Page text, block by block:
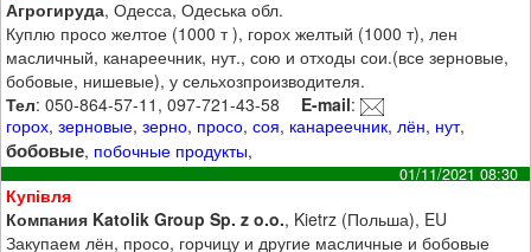
Агрогируда, Одесса, Одеська обл.
Куплю просо желтое (1000 т ), горох желтый (1000 т), лен
масличный, канареечник, нут., сою и отходы сои.(все зерновые,
бобовые, нишевые), у сельхозпроизводителя.
Тел: 050-864-57-11, 097-721-43-58 E-mail:
горох,зерновые,зерно, просо,соя, канареечник, лён, нут,
бобовые, побочные продукты,
01/11/2021 08:30
Купівля
Компания Katolik Group Sp. z o.o., Kietrz (Польша), EU
Закупаем лён, просо, горчицу и другие масличные и бобовые